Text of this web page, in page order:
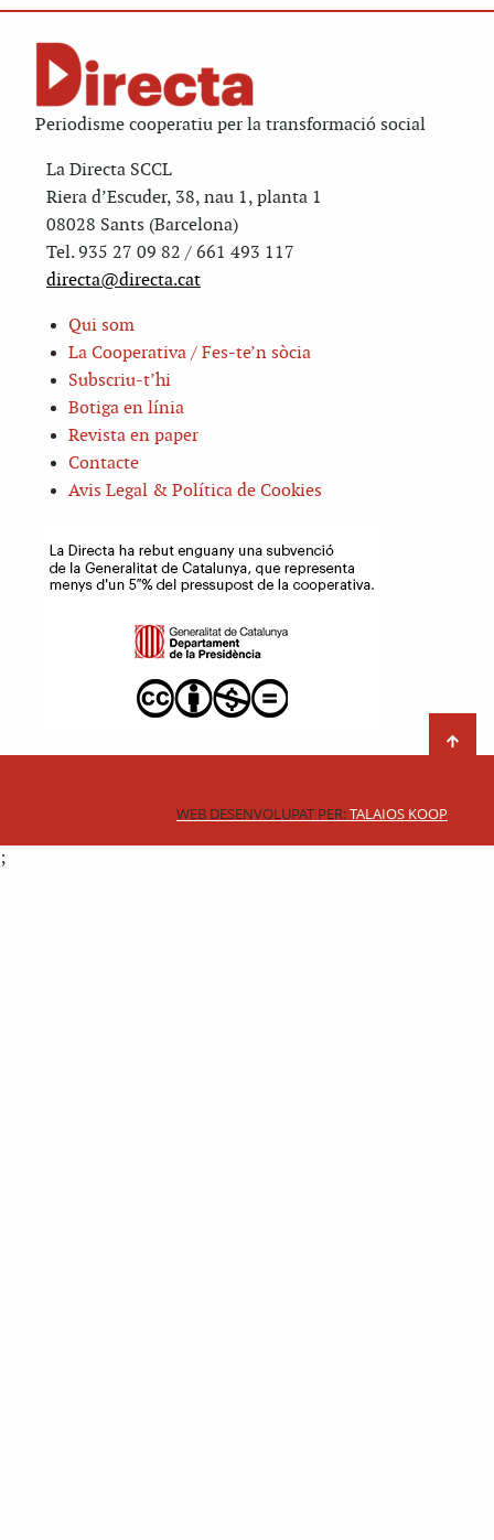
Periodisme cooperatiu per la transformació social
La Directa SCCL
Riera d’Escuder, 38, nau 1, planta 1
08028 Sants (Barcelona)
Tel. 935 27 09 82 / 661 493 117
directa@directa.cat
Qui som
La Cooperativa / Fes-te’n sòcia
Subscriu-t’hi
Botiga en línia
Revista en paper
Contacte
Avis Legal & Política de Cookies
WEB DESENVOLUPAT PER:TALAIOS KOOP
;